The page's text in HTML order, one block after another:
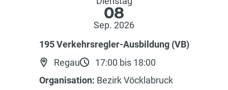
08
Sep. 2026
195 Verkehrsregler-Ausbildung (VB)
Regau
17:00 bis 18:00
Organisation: Bezirk Vöcklabruck